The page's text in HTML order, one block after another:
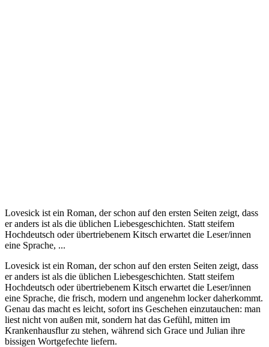
Lovesick ist ein Roman, der schon auf den ersten Seiten zeigt, dass
er anders ist als die üblichen Liebesgeschichten. Statt steifem
Hochdeutsch oder übertriebenem Kitsch erwartet die Leser/innen
eine Sprache, ...
Lovesick ist ein Roman, der schon auf den ersten Seiten zeigt, dass
er anders ist als die üblichen Liebesgeschichten. Statt steifem
Hochdeutsch oder übertriebenem Kitsch erwartet die Leser/innen
eine Sprache, die frisch, modern und angenehm locker daherkommt.
Genau das macht es leicht, sofort ins Geschehen einzutauchen: man
liest nicht von außen mit, sondern hat das Gefühl, mitten im
Krankenhausflur zu stehen, während sich Grace und Julian ihre
bissigen Wortgefechte liefern.